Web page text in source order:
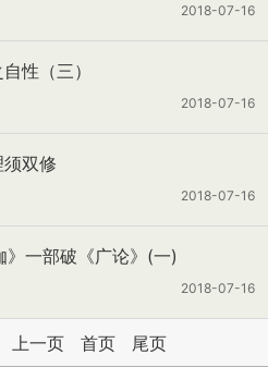
2018-07-16
性（三）
2018-07-16
双修
2018-07-16
一部破《广论》(一)
2018-07-16
上一页 首页 尾页